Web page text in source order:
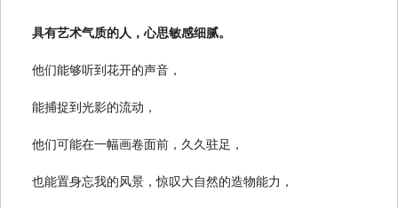
具有艺术气质的人，心思敏感细腻。
他们能够听到花开的声音，
能捕捉到光影的流动，
他们可能在一幅画卷面前，久久驻足，
也能置身忘我的风景，惊叹大自然的造物能力，